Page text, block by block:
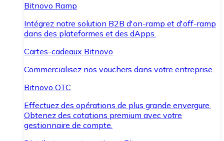
Bitnovo Ramp
Intégrez notre solution B2B d'on-ramp et d'off-ramp
dans des plateformes et des dApps.
Cartes-cadeaux Bitnovo
Commercialisez nos vouchers dans votre entreprise.
Bitnovo OTC
Effectuez des opérations de plus grande envergure.
Obtenez des cotations premium avec votre
gestionnaire de compte.